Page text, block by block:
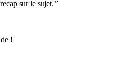
sur le sujet.”
!